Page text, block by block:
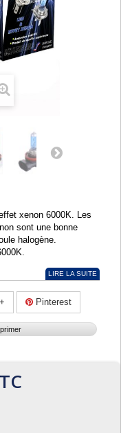
xenon 6000K. Les
sont une bonne
halogène.
LIRE LA SUITE
Pinterest